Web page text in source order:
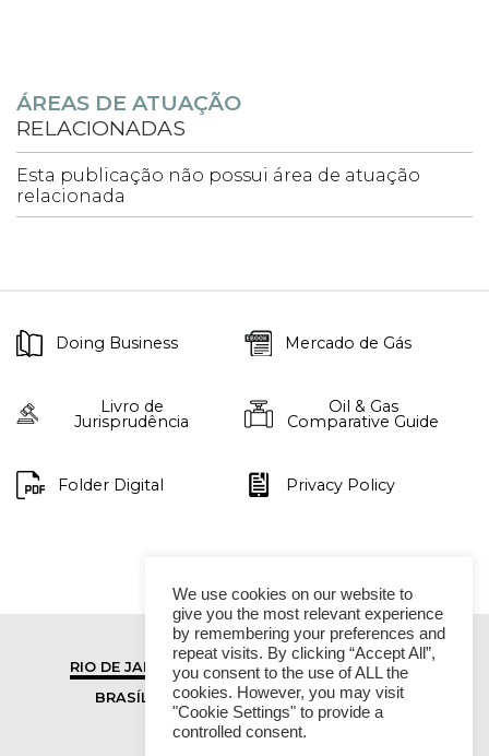
ÁREAS DE ATUAÇÃO
RELACIONADAS
Esta publicação não possui área de atuação
relacionada
Doing Business Mercado de Gás
Livro de
Jurisprudência
Oil & Gas
Comparative Guide
Folder Digital Privacy Policy
RIO DE JANEIRO
SÃO PAULO
BRASÍLIA
VITÓRIA
We use cookies on our website to
give you the most relevant experience
by remembering your preferences and
repeat visits. By clicking “Accept All”,
you consent to the use of ALL the
cookies. However, you may visit
"Cookie Settings" to provide a
controlled consent.